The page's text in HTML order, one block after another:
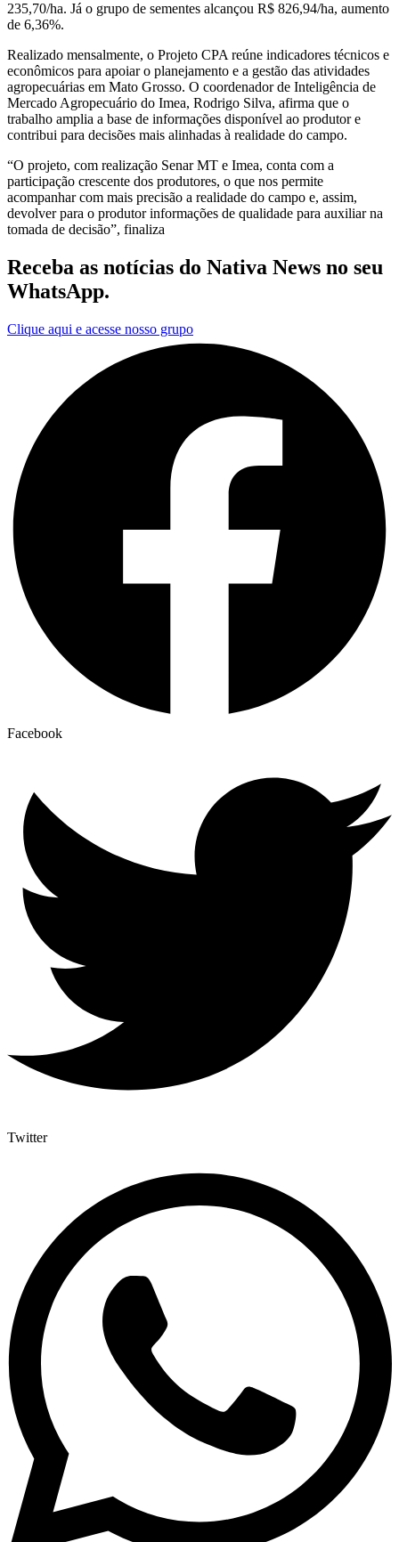
235,70/ha. Já o grupo de sementes alcançou R$ 826,94/ha, aumento
de 6,36%.
Realizado mensalmente, o Projeto CPA reúne indicadores técnicos e
econômicos para apoiar o planejamento e a gestão das atividades
agropecuárias em Mato Grosso. O coordenador de Inteligência de
Mercado Agropecuário do Imea, Rodrigo Silva, afirma que o
trabalho amplia a base de informações disponível ao produtor e
contribui para decisões mais alinhadas à realidade do campo.
“O projeto, com realização Senar MT e Imea, conta com a
participação crescente dos produtores, o que nos permite
acompanhar com mais precisão a realidade do campo e, assim,
devolver para o produtor informações de qualidade para auxiliar na
tomada de decisão”, finaliza
Receba as notícias do Nativa News no seu
WhatsApp.
Clique aqui e acesse nosso grupo
Facebook
Twitter